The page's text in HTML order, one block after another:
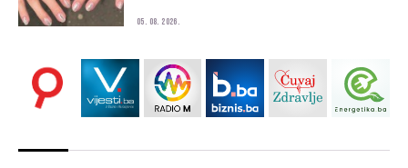
05. 08. 2026.